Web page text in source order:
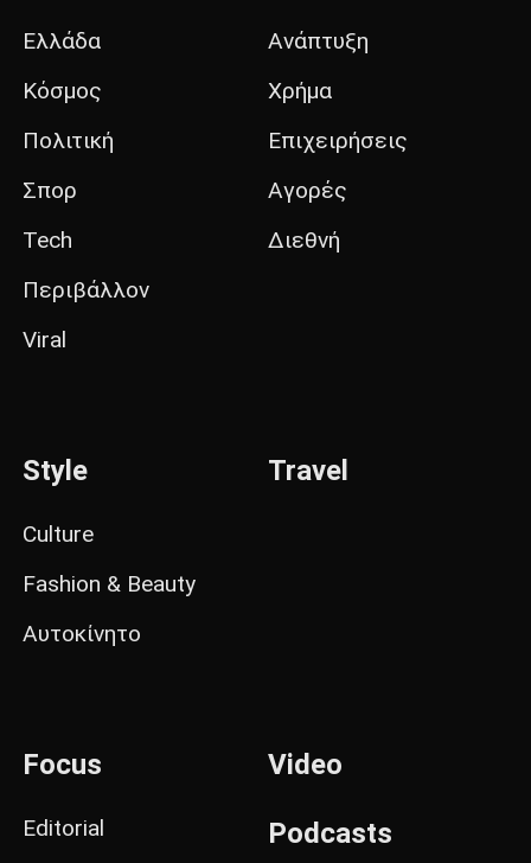
Ελλάδα
Κόσμος
Πολιτική
Σπορ
Tech
Περιβάλλον
Viral
Ανάπτυξη
Χρήμα
Επιχειρήσεις
Αγορές
Διεθνή
Style
Culture
Fashion & Beauty
Αυτοκίνητο
Travel
Focus
Editorial
Video
Podcasts